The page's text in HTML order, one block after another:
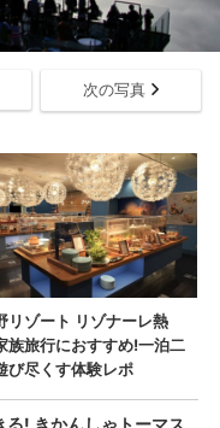
次の写真